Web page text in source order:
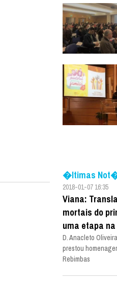
�ltimas
2018-01-07 16:35
Viana:
mortais do
uma etapa
D. Anacleto
prestou
Rebimbas